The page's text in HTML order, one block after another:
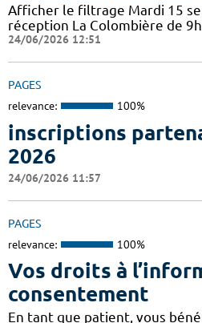
Afficher le filtrage Mardi 15
réception La Colombière de
24/06/2026 12:51
PAGES
relevance: 100%
inscriptions
2026
24/06/2026 11:57
PAGES
relevance: 100%
Vos droits à
consentement
En tant que patient, vous